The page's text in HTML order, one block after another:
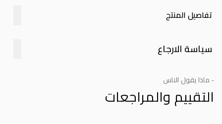
تفاصيل المنتج
سياسة الارجاع
- ماذا يقول الناس
التقييم والمراجعات